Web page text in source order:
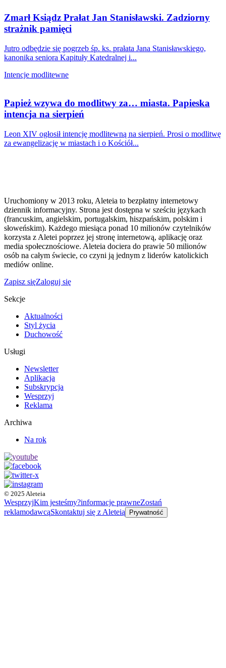
Zmarł Ksiądz Prałat Jan Stanisławski. Zadziorny
strażnik pamięci
Jutro odbędzie się pogrzeb śp. ks. prałata Jana Stanisławskiego,
kanonika seniora Kapituły Katedralnej i...
Intencje modlitewne
Papież wzywa do modlitwy za… miasta. Papieska
intencja na sierpień
Leon XIV ogłosił intencję modlitewną na sierpień. Prosi o modlitwę
za ewangelizację w miastach i o Kościół...
Uruchomiony w 2013 roku, Aleteia to bezpłatny internetowy
dziennik informacyjny. Strona jest dostępna w sześciu językach
(francuskim, angielskim, portugalskim, hiszpańskim, polskim i
słoweńskim). Każdego miesiąca ponad 10 milionów czytelników
korzysta z Aletei poprzez jej stronę internetową, aplikację oraz
media społecznościowe. Aleteia dociera do prawie 50 milionów
osób na całym świecie, co czyni ją jednym z liderów katolickich
mediów online.
Zapisz sięZaloguj się
Sekcje
Aktualności
Styl życia
Duchowość
Usługi
Newsletter
Aplikacja
Subskrypcja
Wesprzyj
Reklama
Archiwa
Na rok
© 2025 Aleteia
WesprzyjKim jesteśmy?informacje prawneZostań
reklamodawcąSkontaktuj się z Aleteią Prywatność